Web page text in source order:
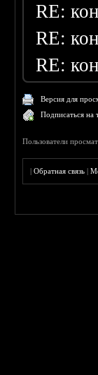
RE:
RE:
RE:
Версия для
Подписаться на
Пользователи
|Обратная связь |